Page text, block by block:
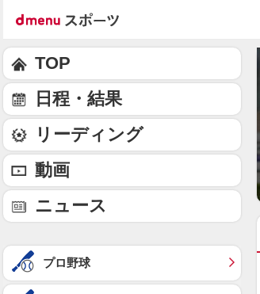
TOP
日程・結果
リーディング
動画
ニュース
プロ野球